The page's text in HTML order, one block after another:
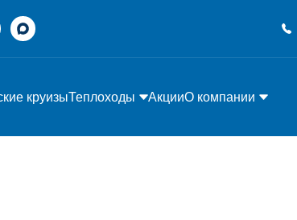
круизыТеплоходы АкцииО компании